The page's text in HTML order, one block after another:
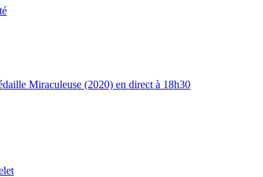
Miraculeuse (2020) en direct à 18h30